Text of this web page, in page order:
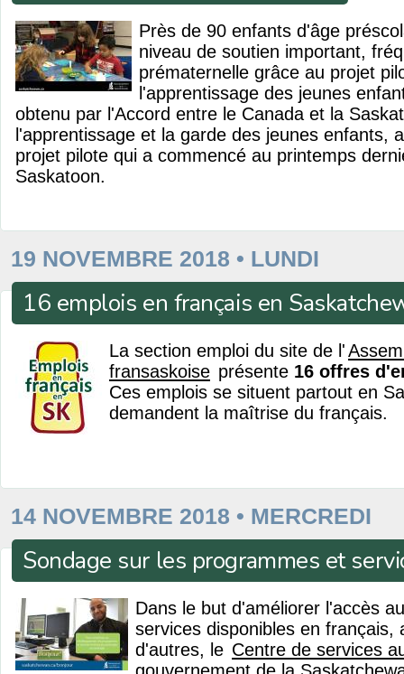
Près de 90 enfants d'âge
niveau de soutien important,
prématernelle grâce au projet
l'apprentissage des jeunes
obtenu par l'Accord entre le Canada et la
l'apprentissage et la garde des jeunes enfants,
projet pilote qui a commencé au printemps
Saskatoon.
19 NOVEMBRE 2018 • LUNDI
16 emplois en français en
La section emploi du site de l'
fransaskoise présente 16 offres
Ces emplois se situent partout en
demandent la maîtrise du français.
14 NOVEMBRE 2018 • MERCREDI
Sondage sur les programmes et
Dans le but d'améliorer l'accès
services disponibles en français,
d'autres, le Centre de services